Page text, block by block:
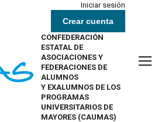
Iniciar sesión
Crear cuenta
CONFEDERACIÓN
ESTATAL DE
ASOCIACIONES Y
FEDERACIONES DE
ALUMNOS
Y EXALUMNOS DE LOS
PROGRAMAS
UNIVERSITARIOS DE
MAYORES (CAUMAS)